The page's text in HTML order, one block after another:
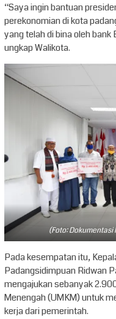
“Saya ingin bantuan
perekonomian di kota
yang telah di bina oleh
ungkap Walikota.
(Foto: Dokumentasi
Pada kesempatan itu,
Padangsidimpuan Ridwan
mengajukan sebanyak
Menengah (UMKM) untuk
kerja dari pemerintah.